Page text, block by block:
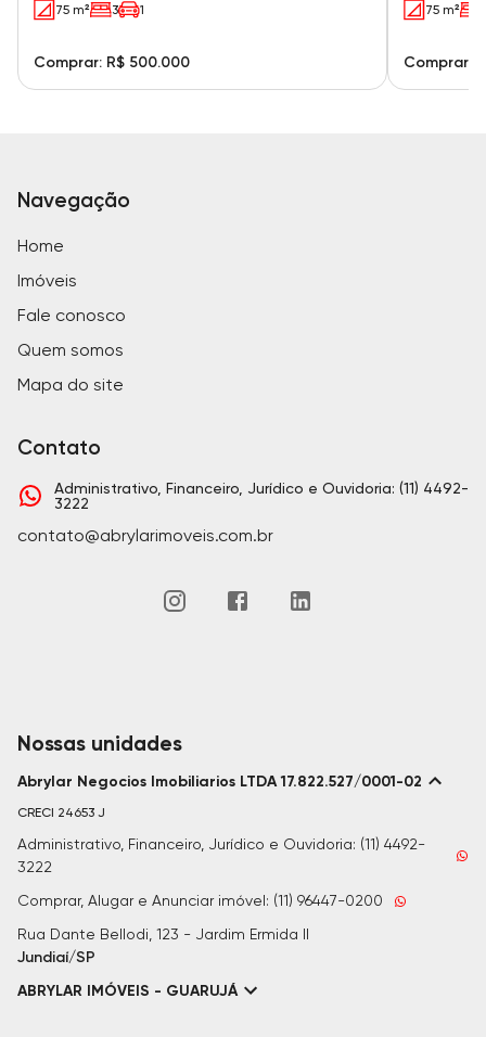
75 m² 3 1
Comprar: R$ 500.000
75 m²
Comprar:
Navegação
Home
Imóveis
Fale conosco
Quem somos
Mapa do site
Contato
Administrativo, Financeiro, Jurídico e Ouvidoria: (11) 4492-
3222
contato@abrylarimoveis.com.br
Nossas unidades
Abrylar Negocios Imobiliarios LTDA 17.822.527/0001-02
CRECI 24653 J
Administrativo, Financeiro, Jurídico e Ouvidoria: (11) 4492-
3222
Comprar, Alugar e Anunciar imóvel: (11) 96447-0200
Rua Dante Bellodi, 123 - Jardim Ermida II
Jundiaí/SP
ABRYLAR IMÓVEIS - GUARUJÁ